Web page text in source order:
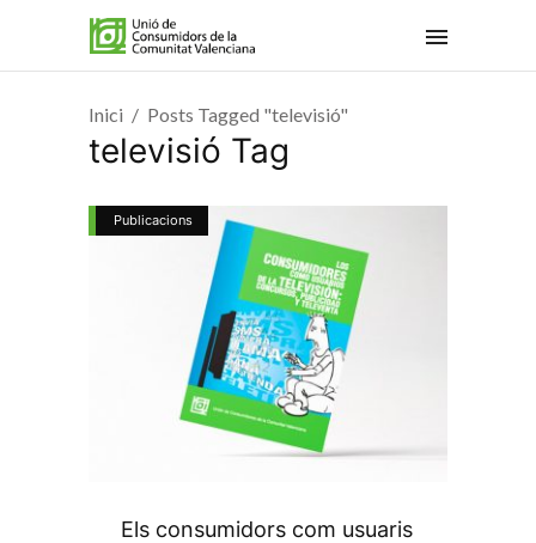
Inici Posts Tagged "televisió"
televisió Tag
Publicacions
Els consumidors com usuaris